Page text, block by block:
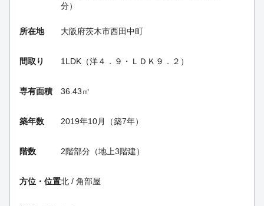
分）
所在地 大阪府茨木市西田中町
間取り 1LDK（洋４．９・ＬＤＫ９．２）
専有面積 36.43㎡
築年数 2019年10月（築7年）
階数 2階部分（地上3階建）
方位・位置北 / 角部屋